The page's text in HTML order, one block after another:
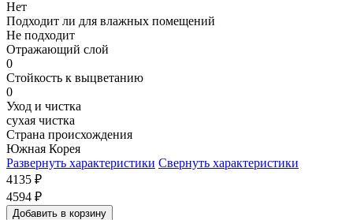
Нет
Подходит ли для влажных помещений
Не подходит
Отражающий слой
0
Стойкость к выцветанию
0
Уход и чистка
сухая чистка
Страна происхождения
Южная Корея
Развернуть характеристики Свернуть характеристики
4135 ₽
4594 ₽
Добавить в корзину